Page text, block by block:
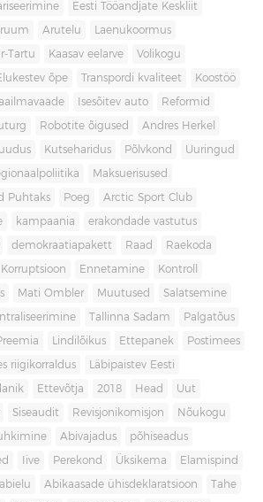
Eesti Tööandjate Keskliit
Arutelu Laenukoormus
Tartu Kaasav eelarve Volikogu
õpe Transpordi kvaliteet Koostöö
Isesõitev auto Reformid
Robotite õigused Andres Herkel
Kutseharidus Põlvkond Uuringud
Maksuerisused
Puhtaks Poeg Arctic Sport Club
kampaania erakondade vastutus
demokraatiapakett Raad Raekoda
Korruptsioon Ennetamine Kontroll
Mati Ombler Muutused Salatsemine
Tallinna Sadam Palgatõus
Lindilõikus Ettepanek Postimees
riigikorraldus Läbipaistev Eesti
Ettevõtja 2018 Head Uut
Siseaudit Revisjonikomisjon Nõukogu
Abivajadus põhiseadus
Iive Perekond Üksikema Elamispind
Abikaasade ühisdeklaratsioon Tahe